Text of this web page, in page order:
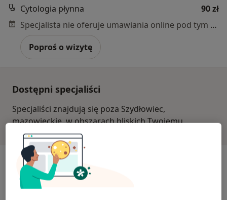
Cytologia płynna
90 zł
Specjalista nie oferuje umawiania online pod tym adresem.
Poproś o wizytę
Dostępni specjaliści
Specjaliści znajdują się poza Szydłowiec,
mazowieckie, w obszarach bliskich Twojemu
wyszukiwaniu.